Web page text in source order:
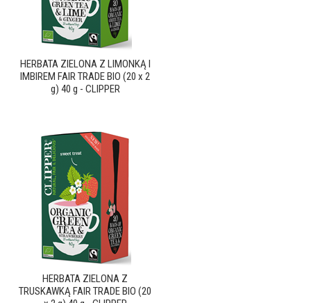
HERBATA ZIELONA Z LIMONKĄ I
IMBIREM FAIR TRADE BIO (20 x 2
g) 40 g - CLIPPER
HERBATA ZIELONA Z
TRUSKAWKĄ FAIR TRADE BIO (20